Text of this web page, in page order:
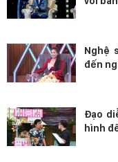
Nghệ
đến
Đạo
hình